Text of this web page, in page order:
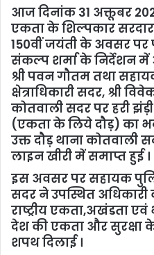
आज दिनांक 31 अक्तूबर
एकता के शिल्पकार
150वीं जयंती के अवसर पर
संकल्प शर्मा के निर्देशन में
श्री पवन गौतम तथा
क्षेत्राधिकारी सदर, श्री
कोतवाली सदर पर हरी
(एकता के लिये दौड़) का
उक्त दौड़ थाना कोतवाली
लाइन खीरी में समाप्त हुई ।
इस अवसर पर सहायक
सदर ने उपस्थित
राष्ट्रीय एकता,अखंडता
देश की एकता और सुरक्षा
शपथ दिलाई ।